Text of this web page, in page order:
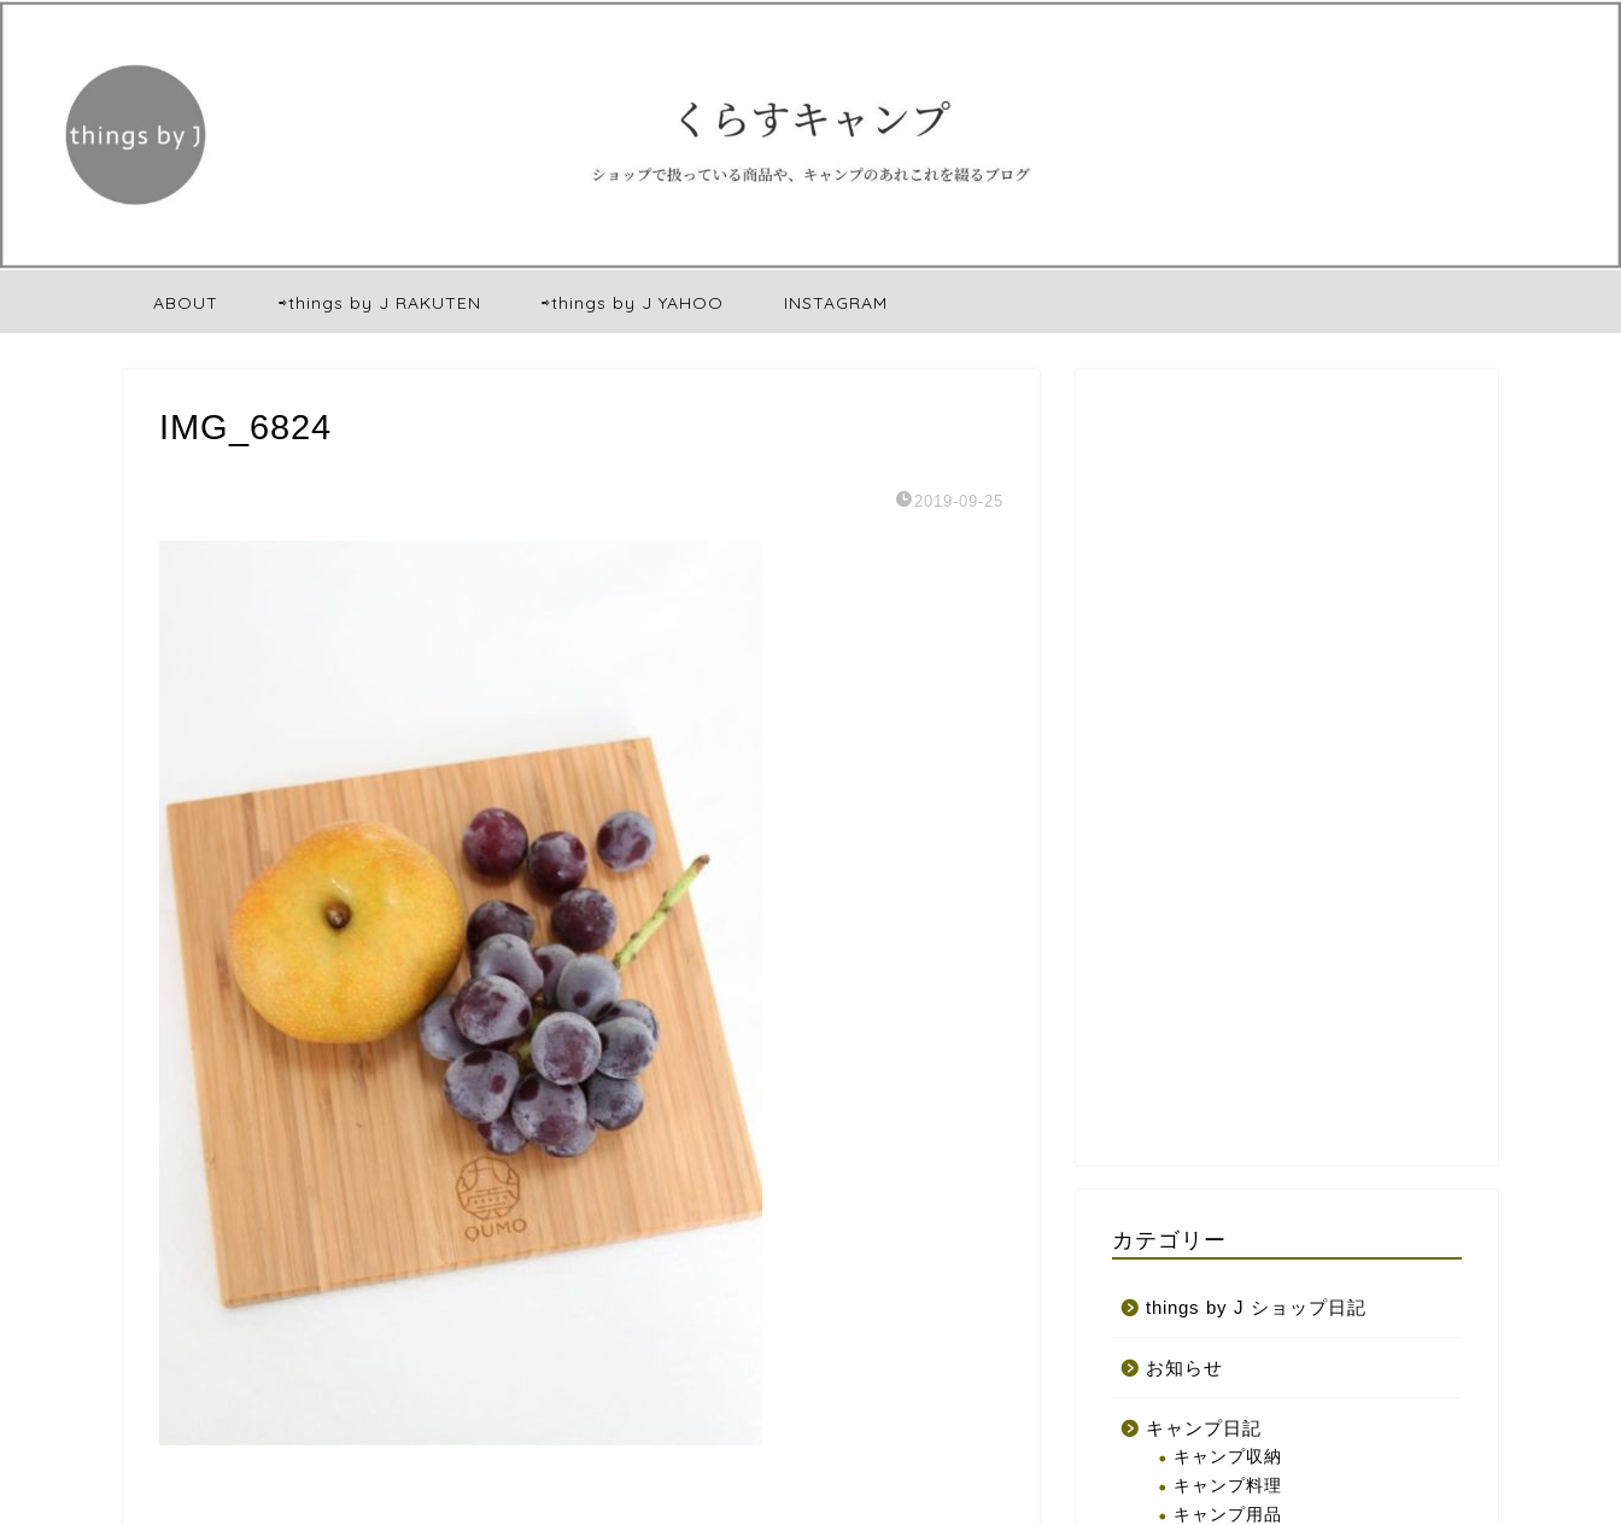
ABOUT ⇨things by J RAKUTEN ⇨things by J YAHOO INSTAGRAM
IMG_6824
2019-09-25
カテゴリー
things by J ショップ日記
お知らせ
キャンプ日記
キャンプ収納
キャンプ料理
キャンプ用品